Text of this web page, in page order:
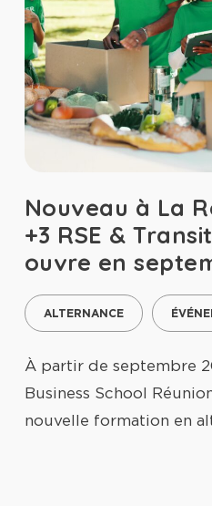
Nouveau à La
+3 RSE &
ouvre en
ALTERNANCE
À partir de septembre
Business School
nouvelle formation en